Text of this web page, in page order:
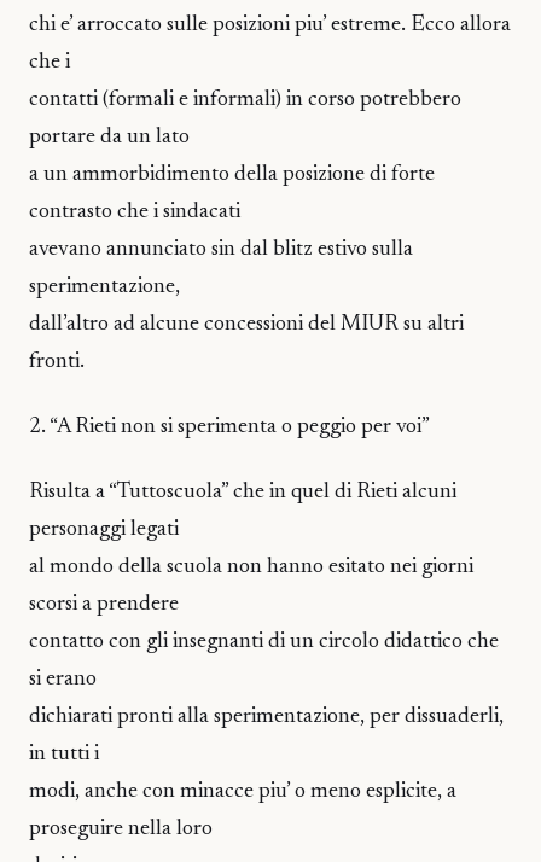
chi e’ arroccato sulle posizioni piu’ estreme. Ecco allora
che i
contatti (formali e informali) in corso potrebbero
portare da un lato
a un ammorbidimento della posizione di forte
contrasto che i sindacati
avevano annunciato sin dal blitz estivo sulla
sperimentazione,
dall’altro ad alcune concessioni del MIUR su altri
fronti.
2. “A Rieti non si sperimenta o peggio per voi”
Risulta a “Tuttoscuola” che in quel di Rieti alcuni
personaggi legati
al mondo della scuola non hanno esitato nei giorni
scorsi a prendere
contatto con gli insegnanti di un circolo didattico che
si erano
dichiarati pronti alla sperimentazione, per dissuaderli,
in tutti i
modi, anche con minacce piu’ o meno esplicite, a
proseguire nella loro